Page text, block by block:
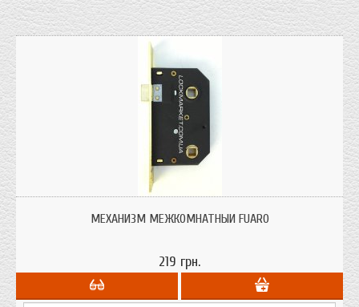
МЕХАНИЗМ МЕЖКОМНАТНЫЙ FUARO
219 грн.